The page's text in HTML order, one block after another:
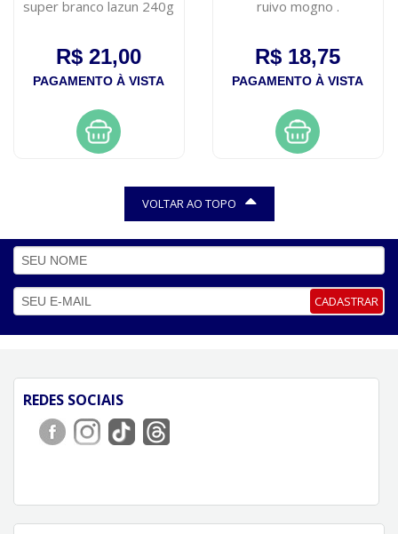
super branco lazun 240g
R$ 21,00
PAGAMENTO À VISTA
ruivo mogno .
R$ 18,75
PAGAMENTO À VISTA
VOLTAR AO TOPO
CADASTRAR
REDES SOCIAIS